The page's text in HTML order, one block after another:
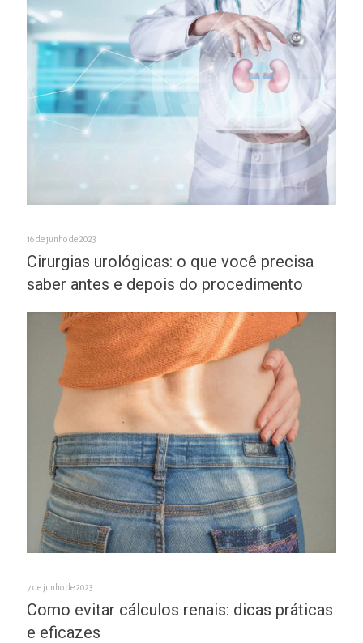
16 de junho de 2023
Cirurgias urológicas: o que você precisa
saber antes e depois do procedimento
7 de junho de 2023
Como evitar cálculos renais: dicas práticas
e eficazes